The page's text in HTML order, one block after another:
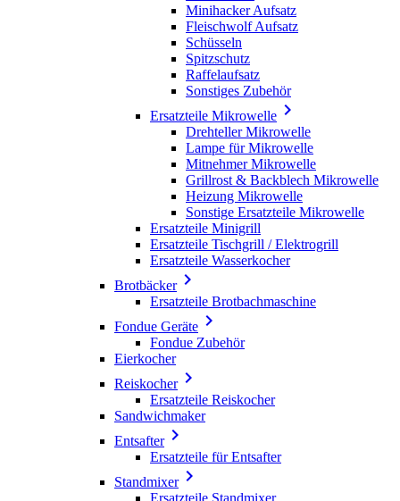
Minihacker Aufsatz
Fleischwolf Aufsatz
Schüsseln
Spitzschutz
Raffelaufsatz
Sonstiges Zubehör
Ersatzteile Mikrowelle 
Drehteller Mikrowelle
Lampe für Mikrowelle
Mitnehmer Mikrowelle
Grillrost & Backblech Mikrowelle
Heizung Mikrowelle
Sonstige Ersatzteile Mikrowelle
Ersatzteile Minigrill
Ersatzteile Tischgrill / Elektrogrill
Ersatzteile Wasserkocher
Brotbäcker
Ersatzteile Brotbachmaschine
Fondue Geräte 
Fondue Zubehör
Eierkocher
Reiskocher
Ersatzteile Reiskocher
Sandwichmaker
Entsafter
Ersatzteile für Entsafter
Standmixer
Ersatzteile Standmixer